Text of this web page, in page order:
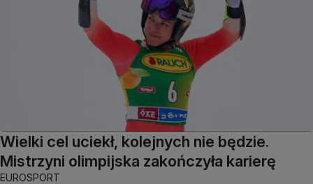
Wielki cel uciekł, kolejnych nie będzie.
Mistrzyni olimpijska zakończyła karierę
EUROSPORT